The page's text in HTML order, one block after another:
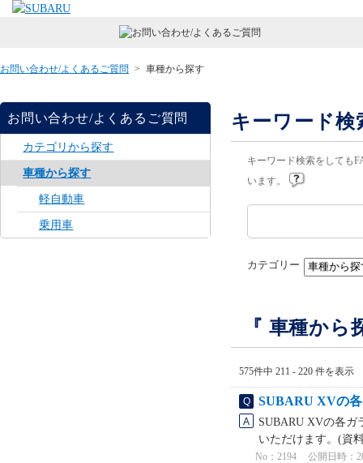
お問い合わせ/よくあるご質問 > 車種から探す
お問い合わせ/よくあるご質問
カテゴリから探す
車種から探す
軽自動車
乗用車
キーワード検
キーワード検索をしても
います。
カテゴリー
『 車種か
575件中 211 - 220 件を表示
SUBARU XVの
SUBARU XVの各ガ
いただけます。(資
No：2194 公開日時：